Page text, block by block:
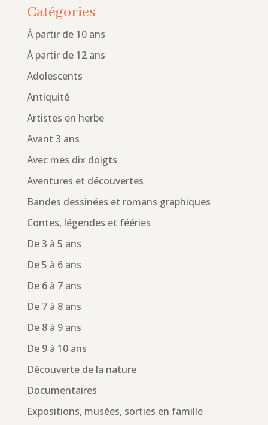
Catégories
À partir de 10 ans
À partir de 12 ans
Adolescents
Antiquité
Artistes en herbe
Avant 3 ans
Avec mes dix doigts
Aventures et découvertes
Bandes dessinées et romans graphiques
Contes, légendes et fééries
De 3 à 5 ans
De 5 à 6 ans
De 6 à 7 ans
De 7 à 8 ans
De 8 à 9 ans
De 9 à 10 ans
Découverte de la nature
Documentaires
Expositions, musées, sorties en famille